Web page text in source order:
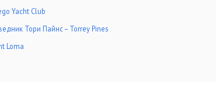
Yacht Club
Тори Пайнс – Torrey Pines
Loma